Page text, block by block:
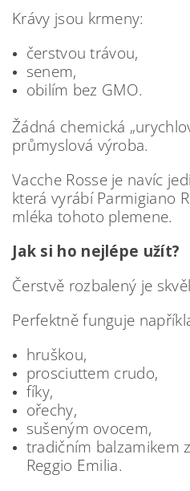
Krávy jsou krmeny:
čerstvou trávou,
senem,
obilím bez GMO.
Žádná chemická
průmyslová výroba.
Vacche Rosse je navíc
která vyrábí Parmigiano
mléka tohoto plemene.
Jak si ho nejlépe užít?
Čerstvě rozbalený je
Perfektně funguje
hruškou,
prosciuttem crudo,
fíky,
ořechy,
sušeným ovocem,
tradičním balzamikem
Reggio Emilia.